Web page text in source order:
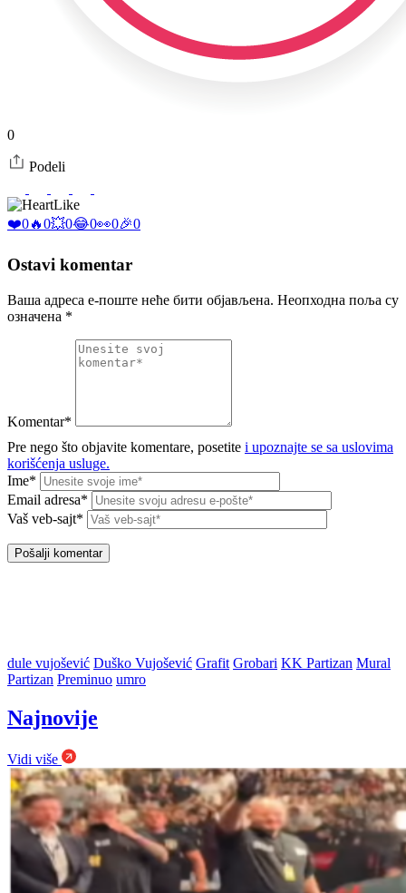
0
Podeli
Like
❤️0🔥0💥0😂0👀0🎉0
Ostavi komentar
Ваша адреса е-поште неће бити објављена. Неопходна поља су
означена *
Komentar*
Pre nego što objavite komentare, posetite i upoznajte se sa uslovima
korišćenja usluge.
Ime*
Email adresa*
Vaš veb-sajt*
dule vujošević Duško Vujošević Grafit Grobari KK Partizan Mural
Partizan Preminuo umro
Najnovije
Vidi više